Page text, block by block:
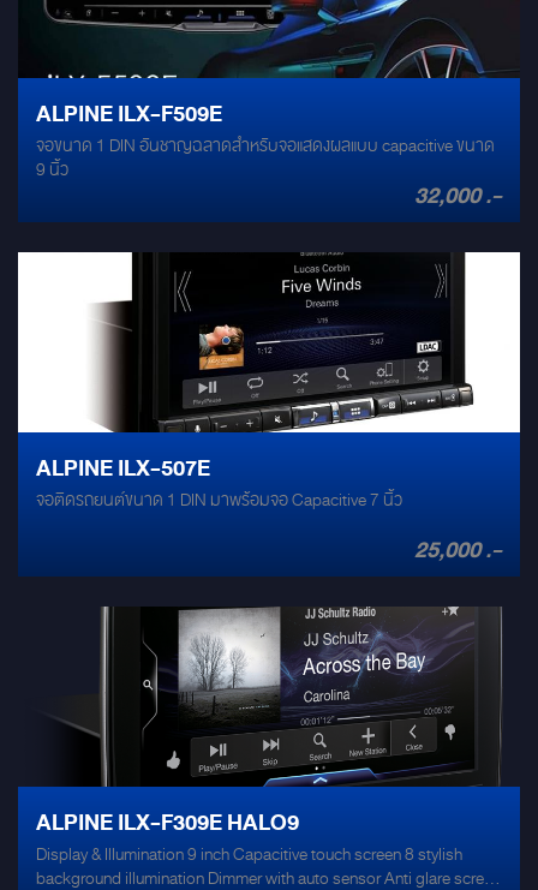
ALPINE ILX-F509E
จอขนาด 1 DIN อันชาญฉลาดสำหรับจอแสดงผลแบบ capacitive ขนาด
9 นิ้ว
32,000 .-
ALPINE ILX-507E
จอติดรถยนต์ขนาด 1 DIN มาพร้อมจอ Capacitive 7 นิ้ว
25,000 .-
ALPINE ILX-F309E HALO9
Display & Illumination 9 inch Capacitive touch screen 8 stylish
background illumination Dimmer with auto sensor Anti glare screen